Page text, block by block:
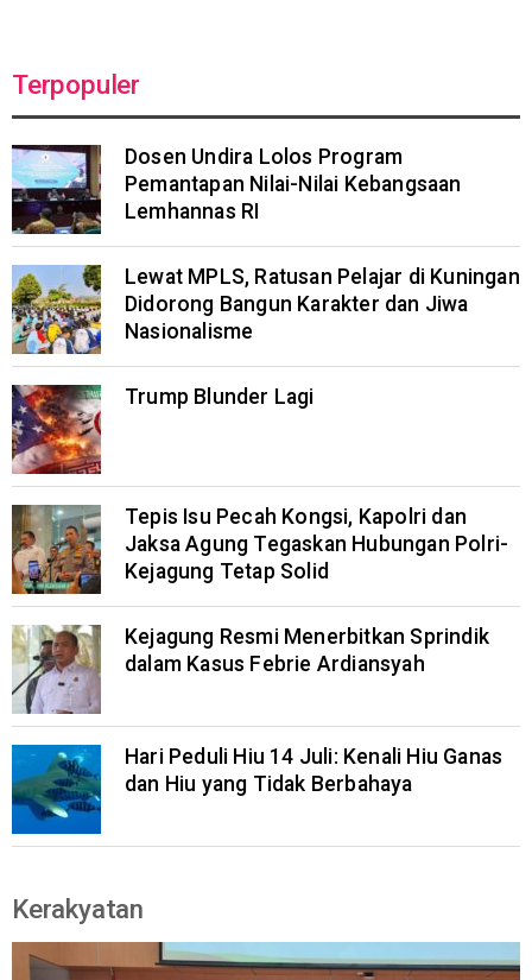
Terpopuler
Dosen Undira Lolos Program
Pemantapan Nilai-Nilai Kebangsaan
Lemhannas RI
Lewat MPLS, Ratusan Pelajar di Kuningan
Didorong Bangun Karakter dan Jiwa
Nasionalisme
Trump Blunder Lagi
Tepis Isu Pecah Kongsi, Kapolri dan
Jaksa Agung Tegaskan Hubungan Polri-
Kejagung Tetap Solid
Kejagung Resmi Menerbitkan Sprindik
dalam Kasus Febrie Ardiansyah
Hari Peduli Hiu 14 Juli: Kenali Hiu Ganas
dan Hiu yang Tidak Berbahaya
Kerakyatan